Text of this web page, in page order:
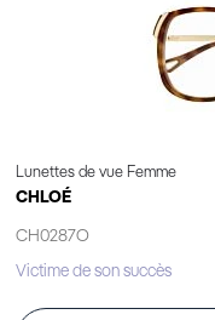
Lunettes de vue Femme
CHLOÉ
CH0287O
Victime de son succès